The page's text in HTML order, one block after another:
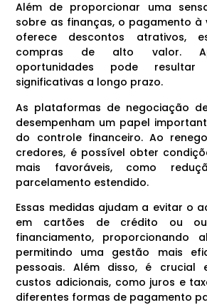
Além de proporcionar uma
sobre as finanças, o pagamento à
oferece descontos atrativos,
compras de alto valor.
oportunidades pode resultar
significativas a longo prazo.
As plataformas de negociação
desempenham um papel
do controle financeiro. Ao
credores, é possível obter
mais favoráveis, como
parcelamento estendido.
Essas medidas ajudam a evitar o
em cartões de crédito ou
financiamento, proporcionando
permitindo uma gestão mais
pessoais. Além disso, é crucial
custos adicionais, como juros e
diferentes formas de pagamento